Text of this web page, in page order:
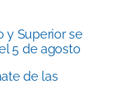
y Superior se
5 de agosto
de las